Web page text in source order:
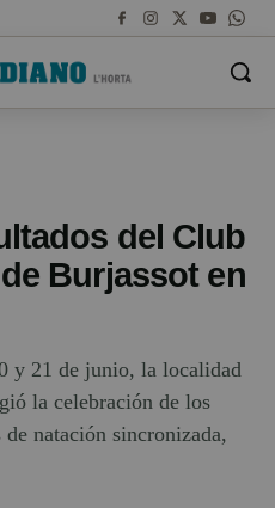
del Club
Burjassot en
y 21 de junio, la localidad
la celebración de los
natación sincronizada,